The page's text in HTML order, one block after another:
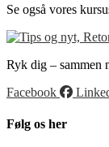
Se også vores
Ryk dig – sammen
Facebook
Følg os her